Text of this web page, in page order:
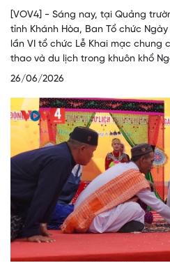
[VOV4] - Sáng nay, tại Quảng
tỉnh Khánh Hòa, Ban Tổ chức
lần VI tổ chức Lễ Khai mạc
thao và du lịch trong khuôn khổ
26/06/2026